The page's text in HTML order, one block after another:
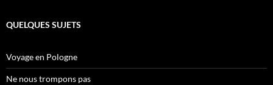
QUELQUES SUJETS
Voyage en Pologne
Ne nous trompons pas